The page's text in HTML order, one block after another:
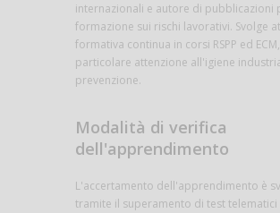
internazionali e autore di pubblicazioni
formazione sui rischi lavorativi. Svolge
formativa continua in corsi RSPP ed
particolare attenzione all'igiene
prevenzione.
Modalità di verifica
dell'apprendimento
L'accertamento dell'apprendimento è
tramite il superamento di test telematici